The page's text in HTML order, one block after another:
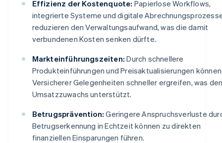
Effizienz der Kostenquote: Papierlose Workflows,
integrierte Systeme und digitale
reduzieren den Verwaltungsaufwand, was die damit
verbundenen Kosten senken dürfte.
Markteinführungszeiten: Durch schnellere
Produkteinführungen und Preisaktualisierungen können
Versicherer Gelegenheiten schneller ergreifen, was
Umsatzzuwachs unterstützt.
Betrugsprävention: Geringere Anspruchsverluste
Betrugserkennung in Echtzeit können zu direkten
finanziellen Einsparungen führen.